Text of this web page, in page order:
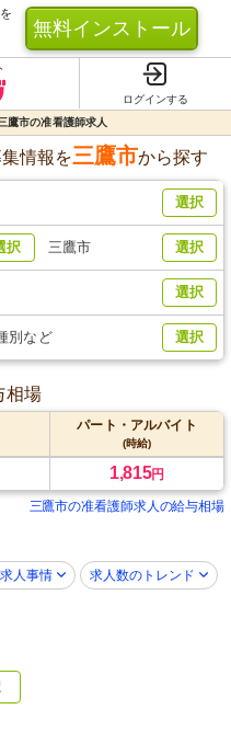
無料インストール
ログインする
鷹市の准看護師求人
情報を三鷹市から探す
選択
択 三鷹市 選択
選択
別など 選択
相場
パート・アルバイト
(時給)
1,815円
三鷹市の准看護師求人の給与相場
人事情 求人数のトレンド